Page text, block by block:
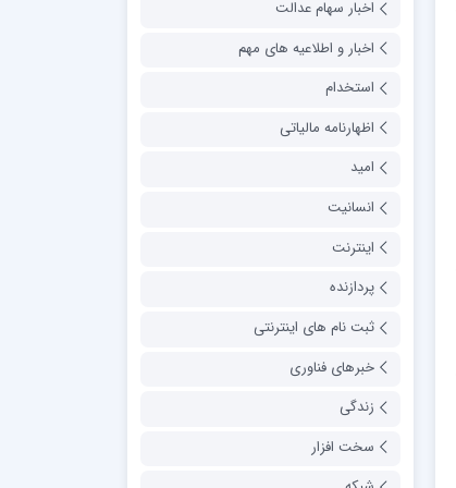
اخبار سهام عدالت
اخبار و اطلاعیه های مهم
استخدام
اظهارنامه مالیاتی
امید
انسانیت
اینترنت
پردازنده
ثبت نام های اینترنتی
خبرهای فناوری
زندگی
سخت افزار